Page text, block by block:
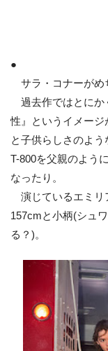
●
サラ・コナーがめ
過去作ではとにか
性』というイメージ
と子供らしさのよう
T-800を父親のよう
なったり。
演じているエミリ
157cmと小柄(シュ
る？)。